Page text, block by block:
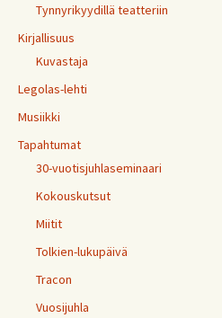
Tynnyrikyydillä teatteriin
Kirjallisuus
Kuvastaja
Legolas-lehti
Musiikki
Tapahtumat
30-vuotisjuhlaseminaari
Kokouskutsut
Miitit
Tolkien-lukupäivä
Tracon
Vuosijuhla